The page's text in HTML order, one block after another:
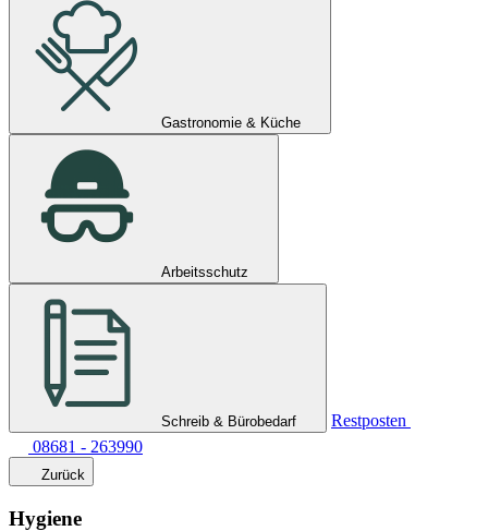
Gastronomie & Küche
Arbeitsschutz
Schreib & Bürobedarf
Restposten
08681 - 263990
Zurück
Hygiene